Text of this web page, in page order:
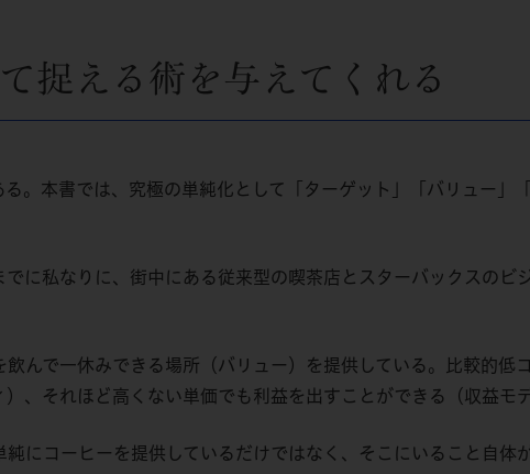
捉える術を与えてくれる
。本書では、究極の単純化として「ターゲット」「バリュー」
に私なりに、街中にある従来型の喫茶店とスターバックスのビ
んで一休みできる場所（バリュー）を提供している。比較的低
、それほど高くない単価でも利益を出すことができる（収益モデ
にコーヒーを提供しているだけではなく、そこにいること自体